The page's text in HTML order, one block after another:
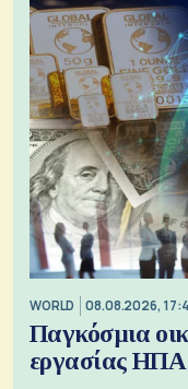
WORLD 08.08.2026,
Παγκόσμια
εργασίας ΗΠΑ